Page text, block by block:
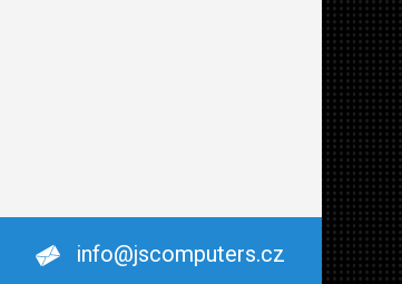
info@jscomputers.cz